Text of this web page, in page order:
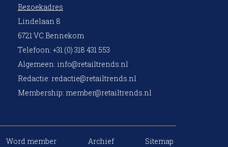
Bezoekadres
Lindelaan 8
6721 VC Bennekom
Telefoon: +31 (0) 318 431 553
Algemeen: info@retailtrends.nl
Redactie: redactie@retailtrends.nl
Membership: member@retailtrends.nl
Word member Archief Sitemap